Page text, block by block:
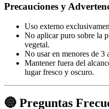
Precauciones y
Uso externo
No aplicar puro sobre la
vegetal.
No usar en menores de 3
Mantener fuera del
lugar fresco y oscuro.
🔵 Preguntas